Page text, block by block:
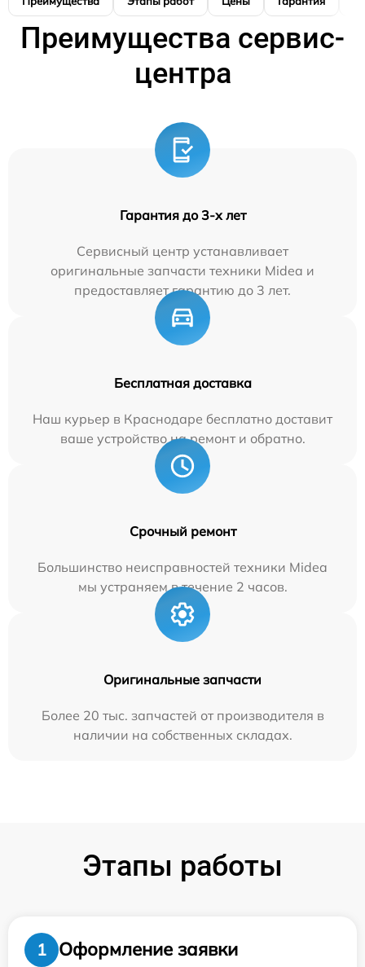
Преимущества сервис-
центра
Гарантия до 3-х лет
Сервисный центр устанавливает
оригинальные запчасти техники Midea и
предоставляет гарантию до 3 лет.
Бесплатная доставка
Наш курьер в Краснодаре бесплатно доставит
ваше устройство на ремонт и обратно.
Срочный ремонт
Большинство неисправностей техники Midea
мы устраняем в течение 2 часов.
Оригинальные запчасти
Более 20 тыс. запчастей от производителя в
наличии на собственных складах.
Этапы работы
1
Оформление заявки